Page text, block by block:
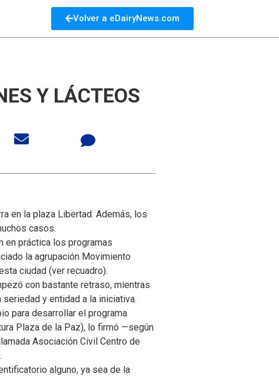
Volver a eDairyNews.com
Y LÁCTEOS
en la plaza Libertad. Además, los
casos.
en práctica los programas
la agrupación Movimiento
ciudad (ver recuadro).
con bastante retraso, mientras
y entidad a la iniciativa.
para desarrollar el programa
Plaza de la Paz), lo firmó —según
Asociación Civil Centro de
alguno, ya sea de la